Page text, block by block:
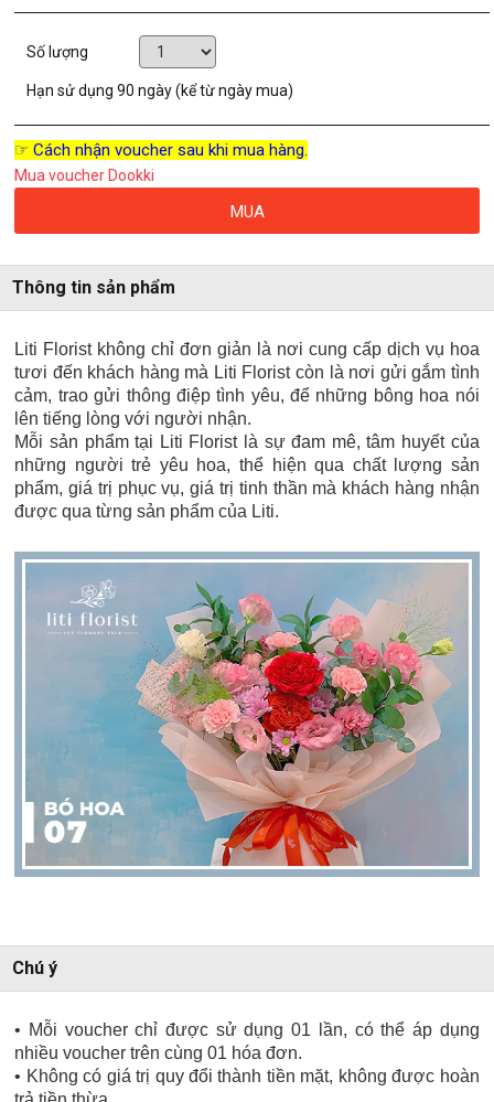
Số lượng
Hạn sử dụng90 ngày (kể từ ngày mua)
☞ Cách nhận voucher sau khi mua hàng.
Mua voucher Dookki
MUA
Thông tin sản phẩm
Liti Florist không chỉ đơn giản là nơi cung cấp dịch vụ hoa
tươi đến khách hàng mà Liti Florist còn là nơi gửi gắm tình
cảm, trao gửi thông điệp tình yêu, để những bông hoa nói
lên tiếng lòng với người nhận.
Mỗi sản phẩm tại Liti Florist là sự đam mê, tâm huyết của
những người trẻ yêu hoa, thể hiện qua chất lượng sản
phẩm, giá trị phục vụ, giá trị tinh thần mà khách hàng nhận
được qua từng sản phẩm của Liti.
Chú ý
• Mỗi voucher chỉ được sử dụng 01 lần, có thể áp dụng
nhiều voucher trên cùng 01 hóa đơn.
• Không có giá trị quy đổi thành tiền mặt, không được hoàn